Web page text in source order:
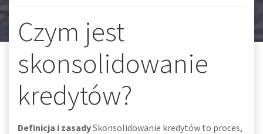
Czym jest
skonsolidowanie
kredytów?
Definicja i zasadySkonsolidowanie kredytów to proces,